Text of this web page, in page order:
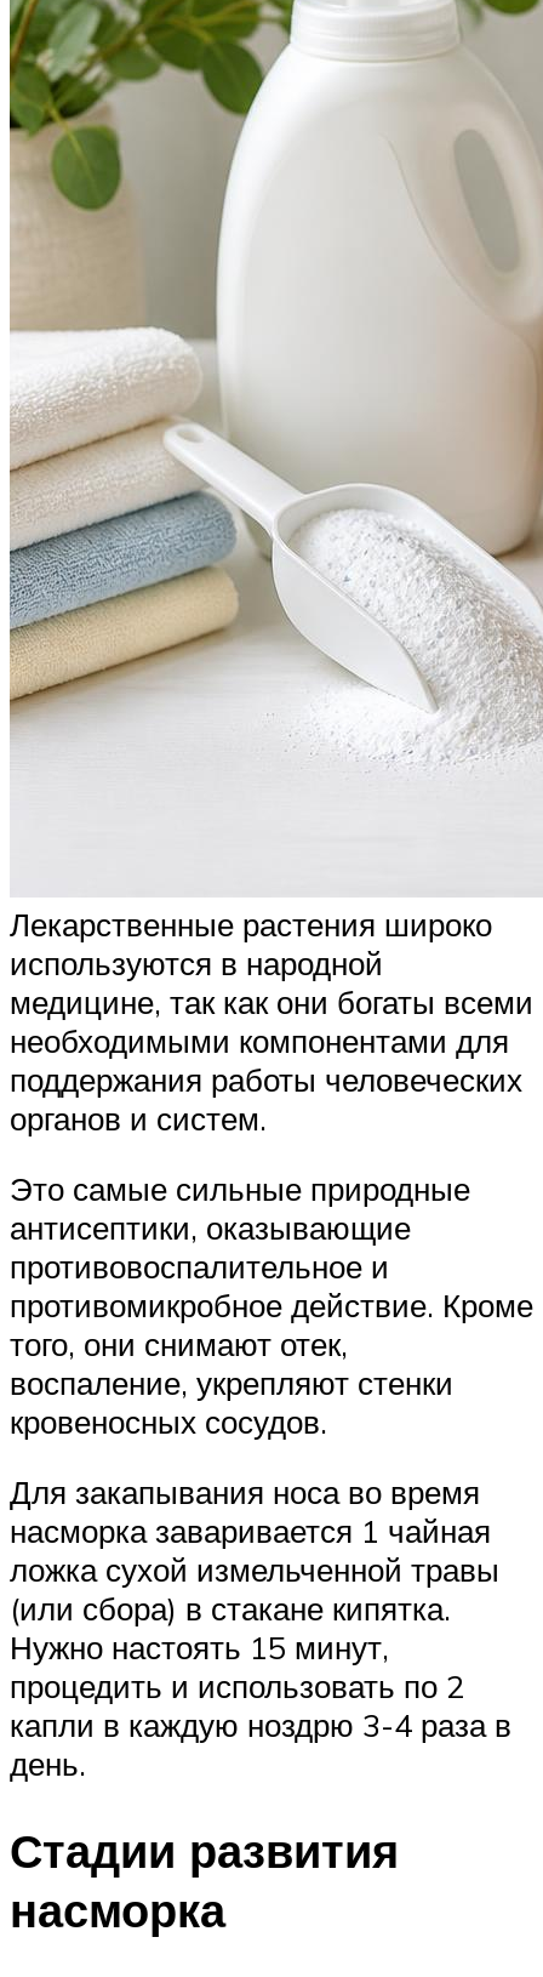
Лекарственные растения широко
используются в народной
медицине, так как они богаты всеми
необходимыми компонентами для
поддержания работы человеческих
органов и систем.
Это самые сильные природные
антисептики, оказывающие
противовоспалительное и
противомикробное действие. Кроме
того, они снимают отек,
воспаление, укрепляют стенки
кровеносных сосудов.
Для закапывания носа во время
насморка заваривается 1 чайная
ложка сухой измельченной травы
(или сбора) в стакане кипятка.
Нужно настоять 15 минут,
процедить и использовать по 2
капли в каждую ноздрю 3-4 раза в
день.
Стадии развития
насморка